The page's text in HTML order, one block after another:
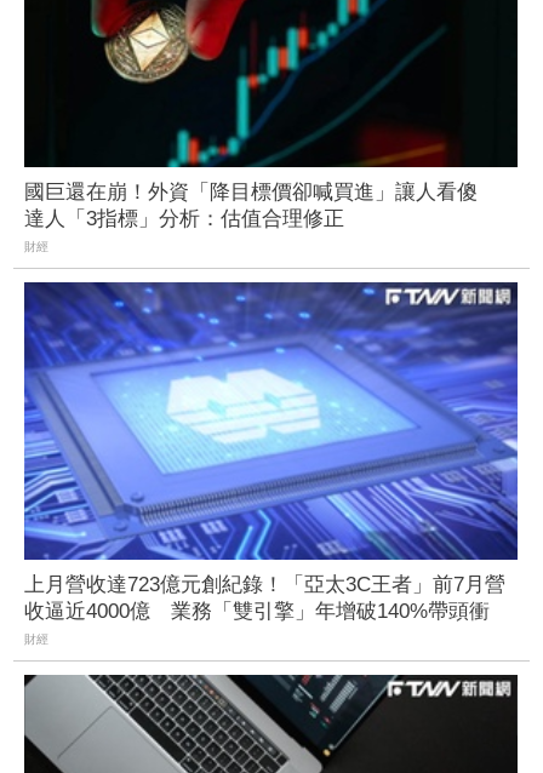
國巨還在崩！外資「降目標價卻喊買進」讓人看傻
達人「3指標」分析：估值合理修正
財經
上月營收達723億元創紀錄！「亞太3C王者」前7月營
收逼近4000億 業務「雙引擎」年增破140%帶頭衝
財經